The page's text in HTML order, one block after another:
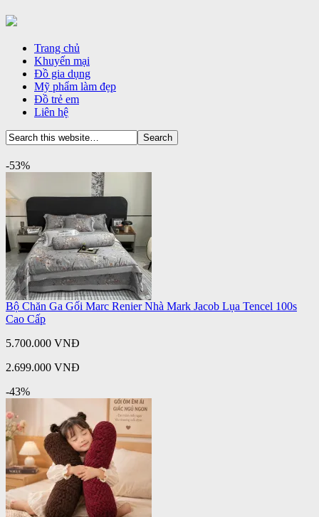
Trang chủ
Khuyến mại
Đồ gia dụng
Mỹ phẩm làm đẹp
Đồ trẻ em
Liên hệ
-53%
Bộ Chăn Ga Gối Marc Renier Nhà Mark Jacob Lụa Tencel 100s
Cao Cấp
5.700.000 VNĐ
2.699.000 VNĐ
-43%